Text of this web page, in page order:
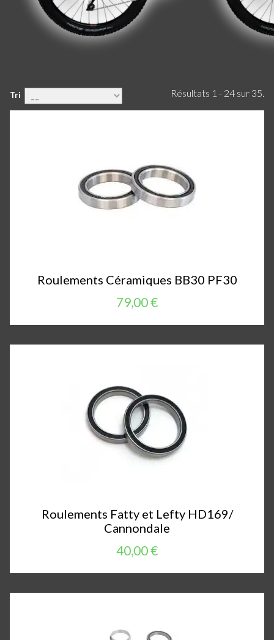
Tri Résultats 1 - 24 sur 35.
Roulements Céramiques BB30 PF30
79,00 €
Roulements Fatty et Lefty HD169/
Cannondale
40,00 €